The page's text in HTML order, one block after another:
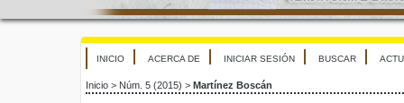
INICIO ACERCA DE INICIAR SESIÓN BUSCAR
Inicio > Núm. 5 (2015) > Martínez Boscán